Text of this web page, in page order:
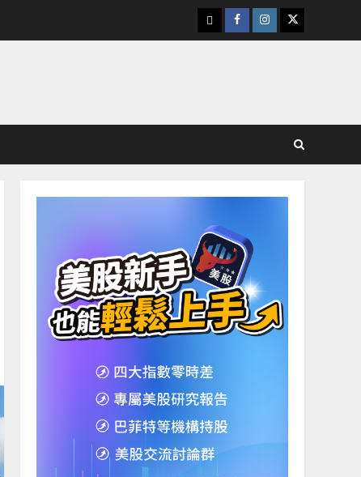
下
載
Facebook
Instagram
Twitter